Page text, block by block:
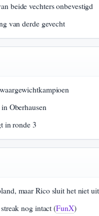
beide vechters onbevestigd
van derde gevecht
Oberhausen
in ronde 3
maar Rico sluit het niet
nog intact (FunX)